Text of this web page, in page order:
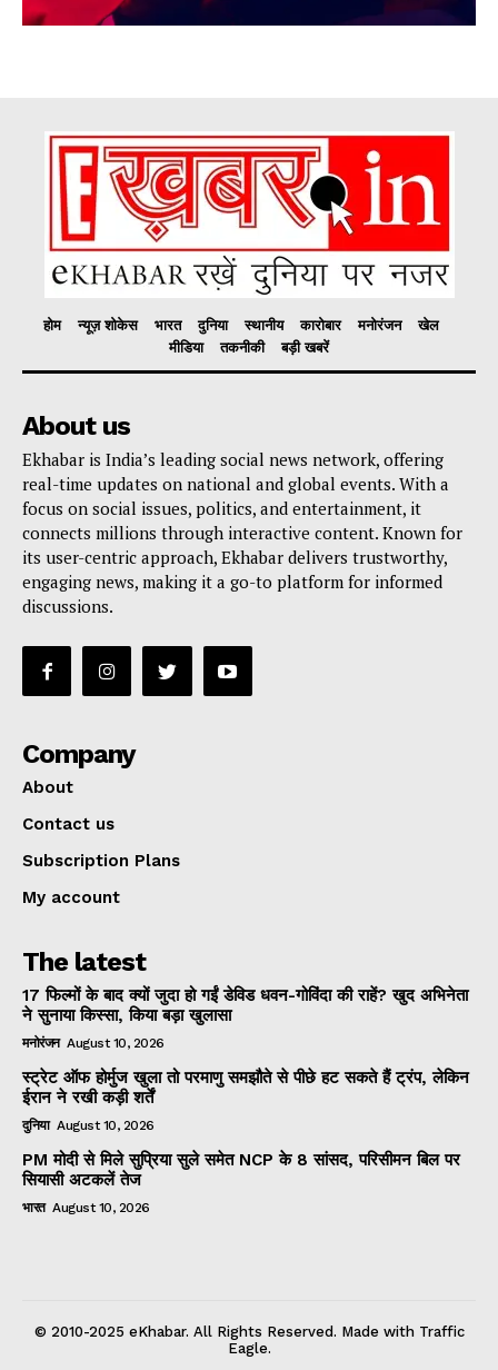
होम न्यूज़ शोकेस भारत दुनिया स्थानीय कारोबार मनोरंजन
खेल
मीडिया
तकनीकी बड़ी खबरें
About us
Ekhabar is India’s leading social news network, offering
real-time updates on national and global events. With a
focus on social issues, politics, and entertainment, it
connects millions through interactive content. Known for
its user-centric approach, Ekhabar delivers trustworthy,
engaging news, making it a go-to platform for informed
discussions.
Company
About
Contact us
Subscription Plans
My account
The latest
17 फिल्मों के बाद क्यों जुदा हो गईं डेविड धवन-गोविंदा की राहें? खुद अभिनेता
ने सुनाया किस्सा, किया बड़ा खुलासा
मनोरंजन August 10, 2026
स्ट्रेट ऑफ होर्मुज खुला तो परमाणु समझौते से पीछे हट सकते हैं ट्रंप, लेकिन
ईरान ने रखी कड़ी शर्तें
दुनिया August 10, 2026
PM मोदी से मिले सुप्रिया सुले समेत NCP के 8 सांसद, परिसीमन बिल पर
सियासी अटकलें तेज
भारत August 10, 2026
© 2010-2025 eKhabar. All Rights Reserved. Made with Traffic
Eagle.